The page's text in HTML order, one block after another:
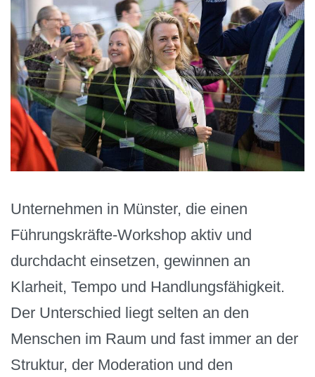
Unternehmen in Münster, die einen
Führungskräfte-Workshop aktiv und
durchdacht einsetzen, gewinnen an
Klarheit, Tempo und Handlungsfähigkeit.
Der Unterschied liegt selten an den
Menschen im Raum und fast immer an der
Struktur, der Moderation und den